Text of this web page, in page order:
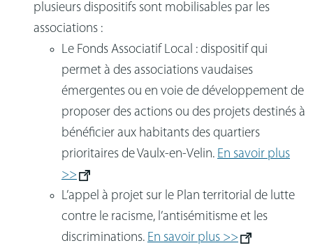
plusieurs dispositifs sont mobilisables par les
associations :
Le Fonds Associatif Local : dispositif qui
permet à des associations vaudaises
émergentes ou en voie de développement de
proposer des actions ou des projets destinés à
bénéficier aux habitants des quartiers
prioritaires de Vaulx‑en‑Velin. En savoir plus
>>
L’appel à projet sur le Plan territorial de lutte
contre le racisme, l’antisémitisme et les
discriminations. En savoir plus >>